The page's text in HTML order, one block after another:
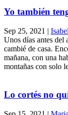
Yo también
Sep 25, 2021 |
Unos días antes del
cambié de casa.
mañana, con una
montañas con solo
Lo cortés no